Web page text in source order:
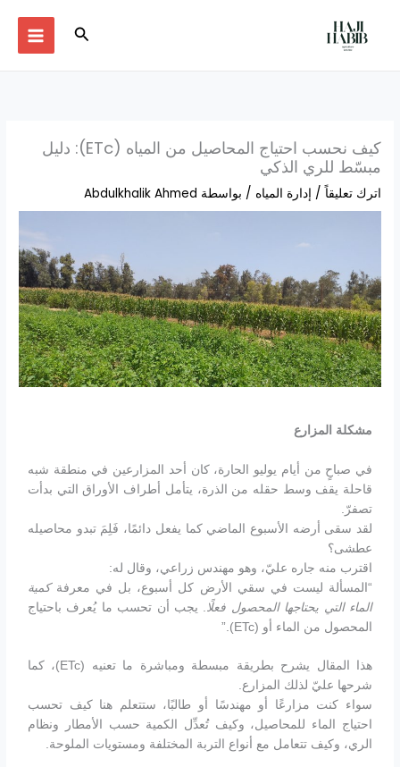
المحتوى
البحث
كيف نحسب احتياج المحاصيل من المياه (ETc): دليل
مبسّط للري الذكي
اترك تعليقاً / إدارة المياه / بواسطة Abdulkhalik Ahmed
مشكلة المزارع
في صباحٍ من أيام يوليو الحارة، كان أحد المزارعين في منطقة شبه
قاحلة يقف وسط حقله من الذرة، يتأمل أطراف الأوراق التي بدأت
تصفرّ.
لقد سقى أرضه الأسبوع الماضي كما يفعل دائمًا، فَلِمَ تبدو محاصيله
عطشى؟
اقترب منه جاره عليّ، وهو مهندس زراعي، وقال له:
“المسألة ليست في سقي الأرض كل أسبوع، بل في معرفةكمية
الماء التي يحتاجها المحصول فعلًا
. يجب أن تحسب ما يُعرف باحتياج
المحصول من الماء أو (ETc).”
هذا المقال يشرح بطريقة مبسطة ومباشرة ما تعنيه (ETc)، كما
شرحها عليّ لذلك المزارع.
سواء كنت مزارعًا أو مهندسًا أو طالبًا، ستتعلم هنا كيف تحسب
احتياج الماء للمحاصيل، وكيف تُعدِّل الكمية حسب الأمطار ونظام
الري، وكيف تتعامل مع أنواع التربة المختلفة ومستويات الملوحة.